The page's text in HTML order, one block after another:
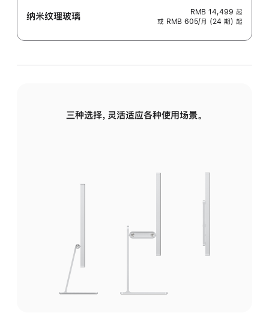
纳米纹理玻璃 RMB 14,499 起
或 RMB 605/月 (24 期) 起
三种选择，灵活适应各种使用场景。